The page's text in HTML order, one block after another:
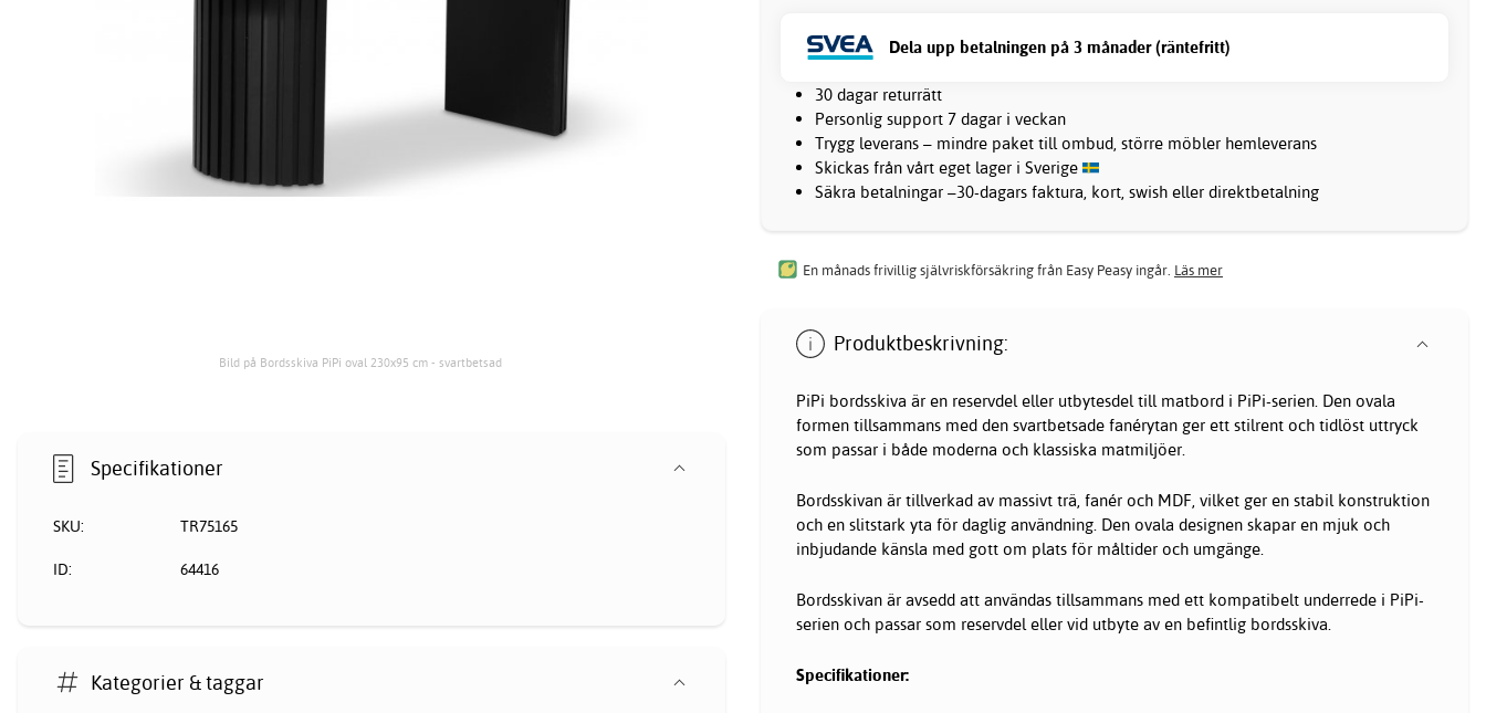
Bild på Bordsskiva PiPi oval 230x95 cm - svartbetsad
Dela upp betalningen på 3 månader (räntefritt)
30 dagar returrätt
Personlig support 7 dagar i veckan
Trygg leverans – mindre paket till ombud, större möbler hemleverans
Skickas från vårt eget lager i Sverige
Säkra betalningar –30-dagars faktura, kort, swish eller direktbetalning
En månads frivillig självriskförsäkring från Easy Peasy ingår. Läs mer
Produktbeskrivning:
PiPi bordsskiva är en reservdel eller utbytesdel till matbord i PiPi-serien. Den ovala
formen tillsammans med den svartbetsade fanérytan ger ett stilrent och tidlöst uttryck
som passar i både moderna och klassiska matmiljöer.
Bordsskivan är tillverkad av massivt trä, fanér och MDF, vilket ger en stabil konstruktion
och en slitstark yta för daglig användning. Den ovala designen skapar en mjuk och
inbjudande känsla med gott om plats för måltider och umgänge.
Bordsskivan är avsedd att användas tillsammans med ett kompatibelt underrede i PiPi-
serien och passar som reservdel eller vid utbyte av en befintlig bordsskiva.
Specifikationer:
Specifikationer
SKU: TR75165
ID: 64416
Kategorier & taggar